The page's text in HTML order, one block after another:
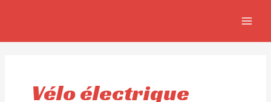
Vélo électrique